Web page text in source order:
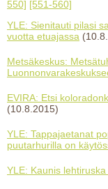
550] [551-560]
YLE: Sienitauti pilasi
vuotta etuajassa
Metsäkeskus:
EVIRA: Etsi
(10.8.2015)
YLE: Tappajaetanat
puutarhurilla on
YLE: Kaunis